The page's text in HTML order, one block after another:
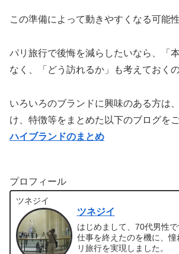
この準備によって動きやすくなる可能
パリ旅行で後悔を減らしたいなら、「
なく、「どう訪れるか」も考えておく
いろいろのブランドに興味のある方は
け、特徴等をまとめた以下のブログを
ハイブランドのまとめ
プロフィール
ツネジイ
ツネジイ
はじめまして、70代男性で
仕事を終えたのを機に、
リ旅行を実現しました。